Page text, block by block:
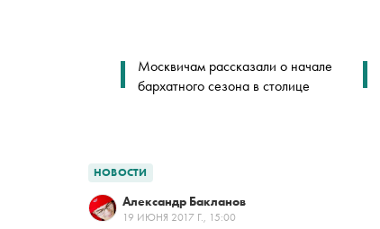
Москвичам рассказали о начале
бархатного сезона в столице
НОВОСТИ
Александр Бакланов
19 ИЮНЯ 2017 Г., 15:00